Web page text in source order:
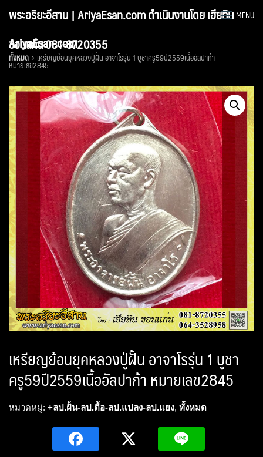
พระอริยะอีสาน | AriyaEsan.com ดำเนินงานโดย เฮียทิน
ขอนแก่น 081-8720355
MENU
AriyaEsan.com
ทั้งหมด เหรียญย้อนยุคหลวงปู่ฝั้น อาจาโรรุ่น 1 บูชาครู59ปี2559เนื้ออัลปาก้า
หมายเลข2845
เหรียญย้อนยุคหลวงปู่ฝั้น อาจาโรรุ่น 1 บูชา
ครู59ปี2559เนื้ออัลปาก้า หมายเลข2845
หมวดหมู่: +ลป.ฝั้น-ลป.ตื้อ-ลป.แปลง-ลป.แยง, ทั้งหมด